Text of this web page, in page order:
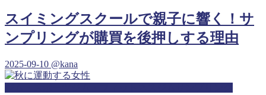
スイミングスクールで親子に響く！サ
ンプリングが購買を後押しする理由
2025-09-10 @kana